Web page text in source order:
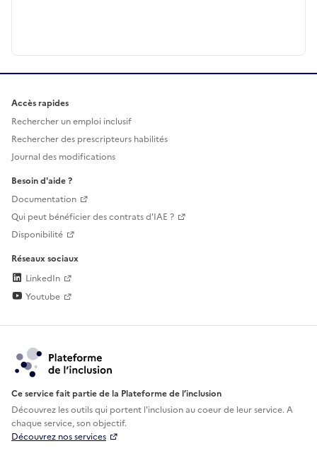
Accès rapides
Rechercher un emploi inclusif
Rechercher des prescripteurs habilités
Journal des modifications
Besoin d'aide ?
Documentation
Qui peut bénéficier des contrats d'IAE ?
Disponibilité
Réseaux sociaux
LinkedIn
Youtube
Ce service fait partie de la Plateforme de l’inclusion
Découvrez les outils qui portent l'inclusion aucoeur de leur service. A
chaque service, son objectif.
Découvrez nos services